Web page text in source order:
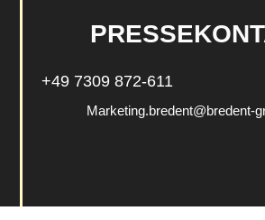
+49 7309 872-611
Marketing.bredent@bredent-